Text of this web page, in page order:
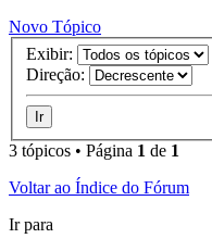
Novo Tópico
Exibir:
Direção:
3 tópicos • Página 1 de 1
Voltar ao Índice do Fórum
Ir para